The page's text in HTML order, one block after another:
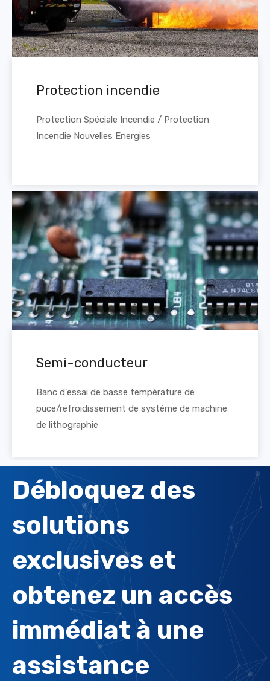
Protection incendie
​Protection Spéciale Incendie / Protection
Incendie Nouvelles Energies
Semi-conducteur
Banc d'essai de basse température de
puce/refroidissement de système de machine
de lithographie
Débloquez des
solutions
exclusives et
obtenez un accès
immédiat à une
assistance